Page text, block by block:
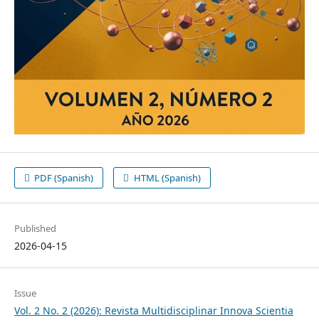
PDF (Spanish) HTML (Spanish)
Published
2026-04-15
Issue
Vol. 2 No. 2 (2026): Revista Multidisciplinar Innova Scientia